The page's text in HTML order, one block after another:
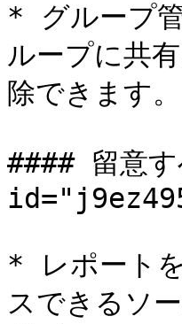
* グループ
ループに共
除できます。
#### 留意
* レポート
スできるソ